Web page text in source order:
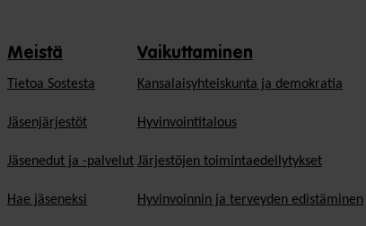
Meistä
Tietoa Sostesta
Jäsenjärjestöt
Jäsenedut ja -palvelut
Hae jäseneksi
Vaikuttaminen
Kansalaisyhteiskunta ja demokratia
Hyvinvointitalous
Järjestöjen toimintaedellytykset
Hyvinvoinnin ja terveyden edistäminen